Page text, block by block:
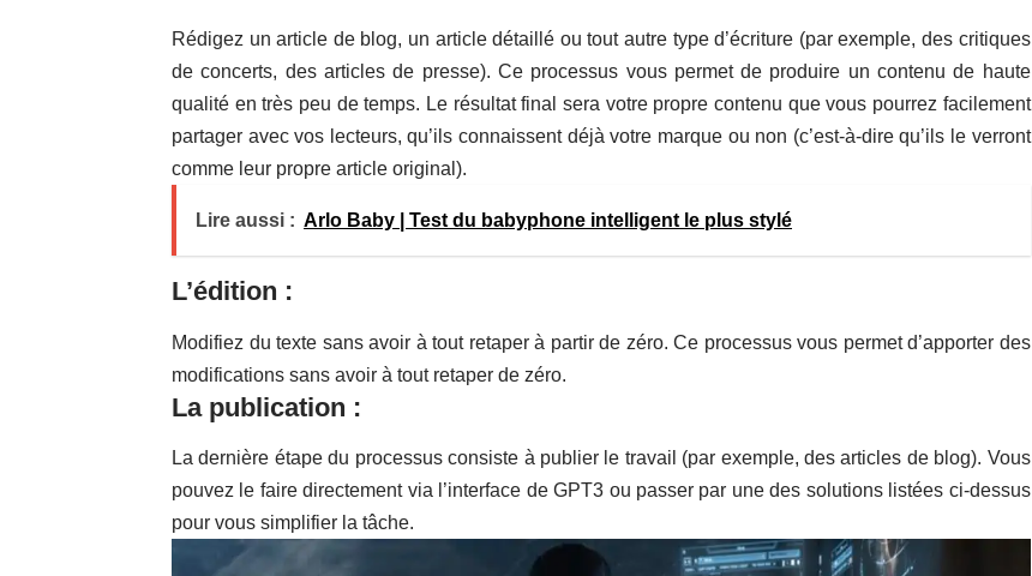
Rédigez un article de blog, un article détaillé ou tout autre type d’écriture (par exemple, des critiques
de concerts, des articles de presse). Ce processus vous permet de produire un contenu de haute
qualité en très peu de temps. Le résultat final sera votre propre contenu que vous pourrez facilement
partager avec vos lecteurs, qu’ils connaissent déjà votre marque ou non (c’est-à-dire qu’ils le verront
comme leur propre article original).
Lire aussi : Arlo Baby | Test du babyphone intelligent le plus stylé
L’édition :
Modifiez du texte sans avoir à tout retaper à partir de zéro. Ce processus vous permet d’apporter des
modifications sans avoir à tout retaper de zéro.
La publication :
La dernière étape du processus consiste à publier le travail (par exemple, des articles de blog). Vous
pouvez le faire directement via l’interface de GPT3 ou passer par une des solutions listées ci-dessus
pour vous simplifier la tâche.